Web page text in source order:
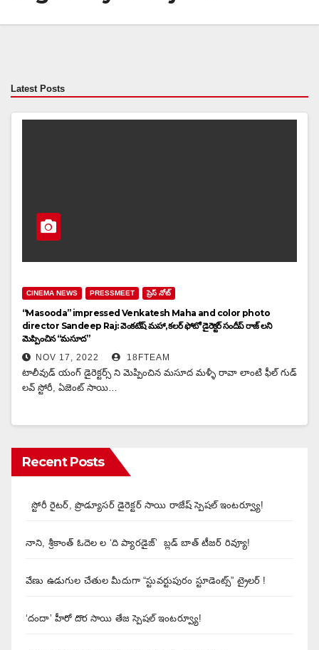
Latest Posts
CINEMA NEWS PRESSMEET ప్రెస్ నోట్
“Masooda” impressed Venkatesh Maha and color photo
director Sandeep Raj: వెంకటేష్‌ మహా, కలర్ ఫోటో డైరెక్టర్ సందీప్ రాజ్ లని
మెప్పించిన “మసూద”
NOV 17, 2022 18FTEAM
టాలీవుడ్ యంగ్ డైరెక్టర్స్ ని మెప్పించిన మసూద మళ్ళీ రావా లాంటి ఫీల్ గుడ్
లవ్ స్టోరీ, ఏజెంట్ సాయి…
Recent Posts
స్టోరీ రైటర్, ప్రొడ్యూసర్ డైరెక్టర్ సాయి రాజేష్ స్పెషల్ ఇంటర్వ్యూ!
నాని, శ్రీకాంత్ ఓదెల ల ‘ది ప్యారడైజ్’ బ్లడ్ బాత్ టీజర్ రివ్యూ!
వేణు ఉడుగుల చేతుల మీదుగా “స్టువర్టుపురం స్టూడెంట్స్” ట్రైలర్ !
‘దందా’ హీరో దొర సాయి తేజ స్పెషల్ ఇంటర్వ్యూ!